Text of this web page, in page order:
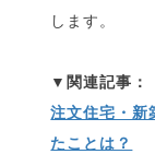
します。
注文住宅・新
たことは？